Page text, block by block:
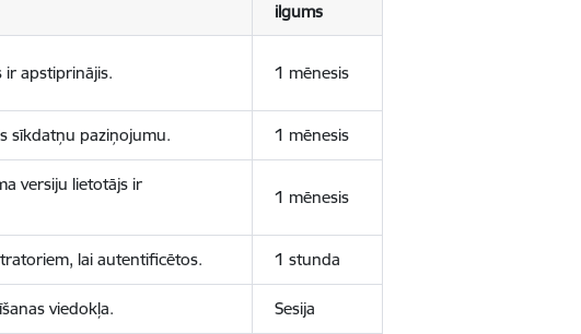
ilgums
ir apstiprinājis. 1 mēnesis
sīkdatņu paziņojumu. 1 mēnesis
versiju lietotājs ir
1 mēnesis
lai autentificētos. 1 stunda
viedokļa. Sesija